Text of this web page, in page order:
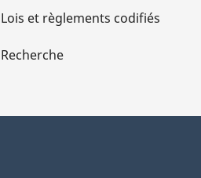
Lois et règlements codifiés
Recherche